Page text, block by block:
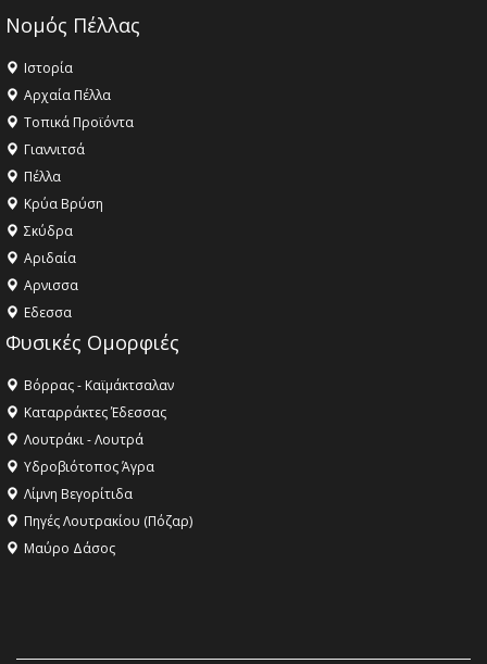
Νομός Πέλλας
Ιστορία
Αρχαία Πέλλα
Τοπικά Προϊόντα
Γιαννιτσά
Πέλλα
Κρύα Βρύση
Σκύδρα
Αριδαία
Aρνισσα
Eδεσσα
Φυσικές Ομορφιές
Βόρρας - Καϊμάκτσαλαν
Καταρράκτες Έδεσσας
Λουτράκι - Λουτρά
Υδροβιότοπος Άγρα
Λίμνη Βεγορίτιδα
Πηγές Λουτρακίου (Πόζαρ)
Μαύρο Δάσος